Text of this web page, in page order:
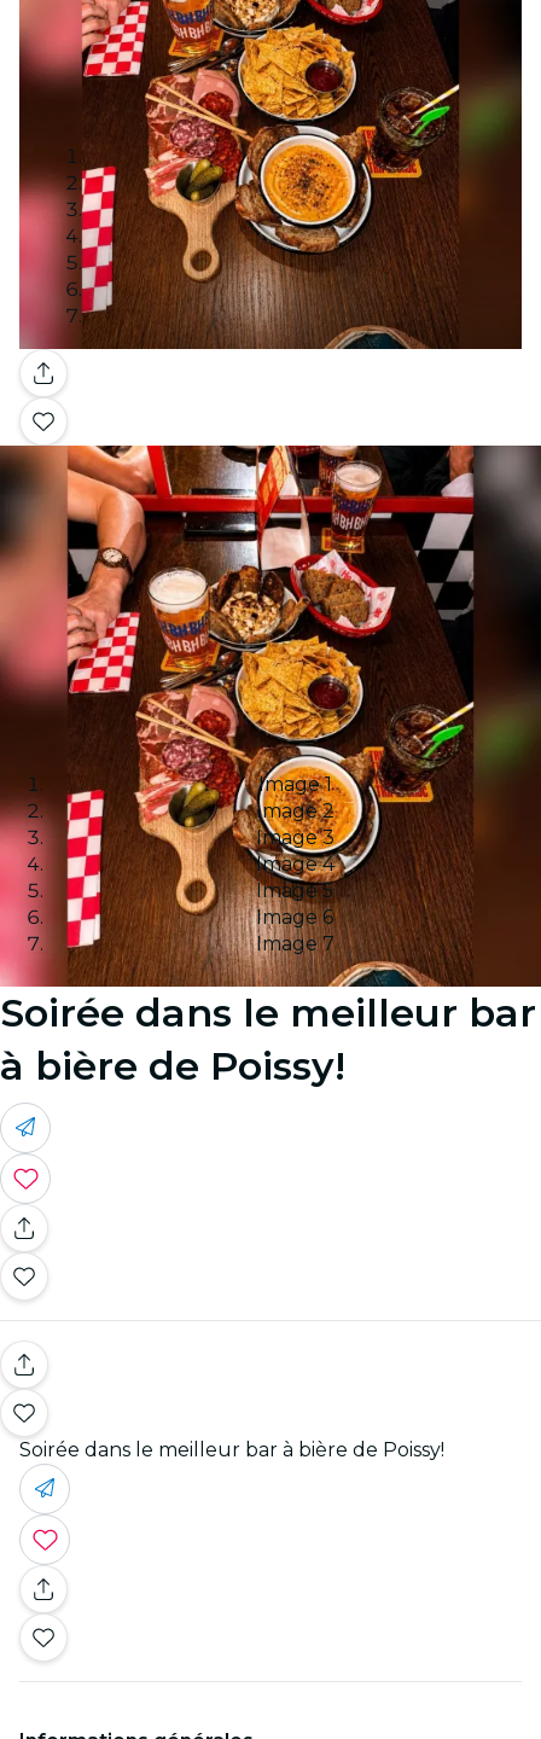
Galerie
Image 1
Image 2
Image 3
Image 4
Image 5
Image 6
Image 7
Soirée dans le meilleur bar
à bière de Poissy!
Soirée dans le meilleur bar à bière de Poissy!